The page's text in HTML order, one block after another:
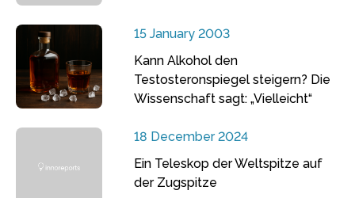
15 January 2003
Kann Alkohol den
Testosteronspiegel steigern? Die
Wissenschaft sagt: „Vielleicht“
18 December 2024
Ein Teleskop der Weltspitze auf
der Zugspitze